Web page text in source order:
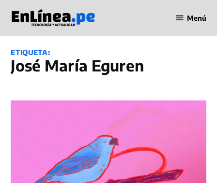
contenido
en Línea
Menú
ETIQUETA:
José María Eguren